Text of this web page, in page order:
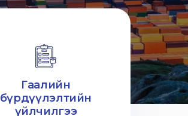
Гаалийн
бүрдүүлэлтийн
үйлчилгээ